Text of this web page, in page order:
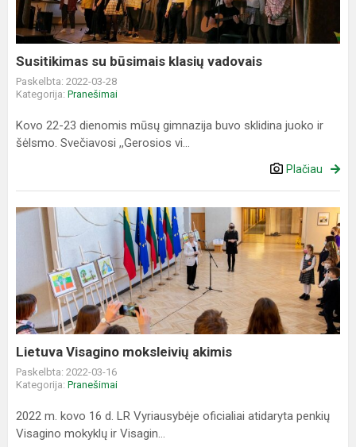
Susitikimas su būsimais klasių vadovais
Paskelbta: 2022-03-28
Kategorija: Pranešimai
Kovo 22-23 dienomis mūsų gimnazija buvo sklidina juoko ir
šėlsmo. Svečiavosi ,,Gerosios vi...
Plačiau
Lietuva
Visagino
moksleivių
akimis
Lietuva Visagino moksleivių akimis
Paskelbta: 2022-03-16
Kategorija: Pranešimai
2022 m. kovo 16 d. LR Vyriausybėje oficialiai atidaryta penkių
Visagino mokyklų ir Visagin...